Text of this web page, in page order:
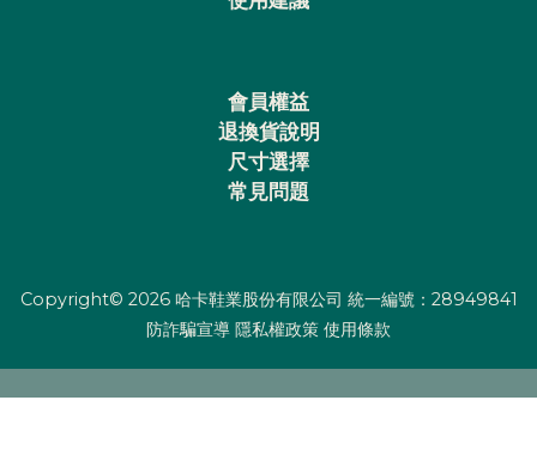
會員權益
退換貨說明
尺寸選擇
常見問題
Copyright© 2026 哈卡鞋業股份有限公司 統一編號：28949841
防詐騙宣導 隱私權政策 使用條款